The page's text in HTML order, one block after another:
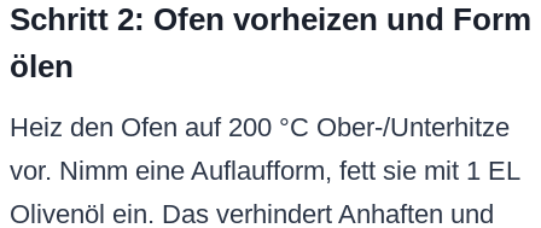
Schritt 2: Ofen vorheizen und Form
ölen
Heiz den Ofen auf 200 °C Ober-/Unterhitze
vor. Nimm eine Auflaufform, fett sie mit 1 EL
Olivenöl ein. Das verhindert Anhaften und